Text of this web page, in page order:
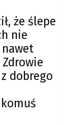
że ślepe
nie
nawet
dobrego